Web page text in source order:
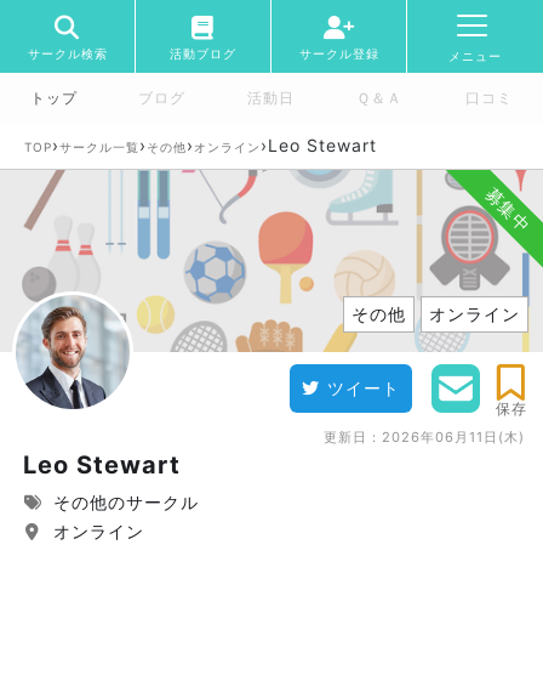
サークル検索 活動ブログ サークル登録 メニュー
トップ ブログ 活動日 Ｑ＆Ａ 口コミ
TOP›サークル一覧 › その他› オンライン ›Leo Stewart
募集中
その他 オンライン
ツイート
保存
更新日： 2026年06月11日(木)
Leo Stewart
その他のサークル
オンライン